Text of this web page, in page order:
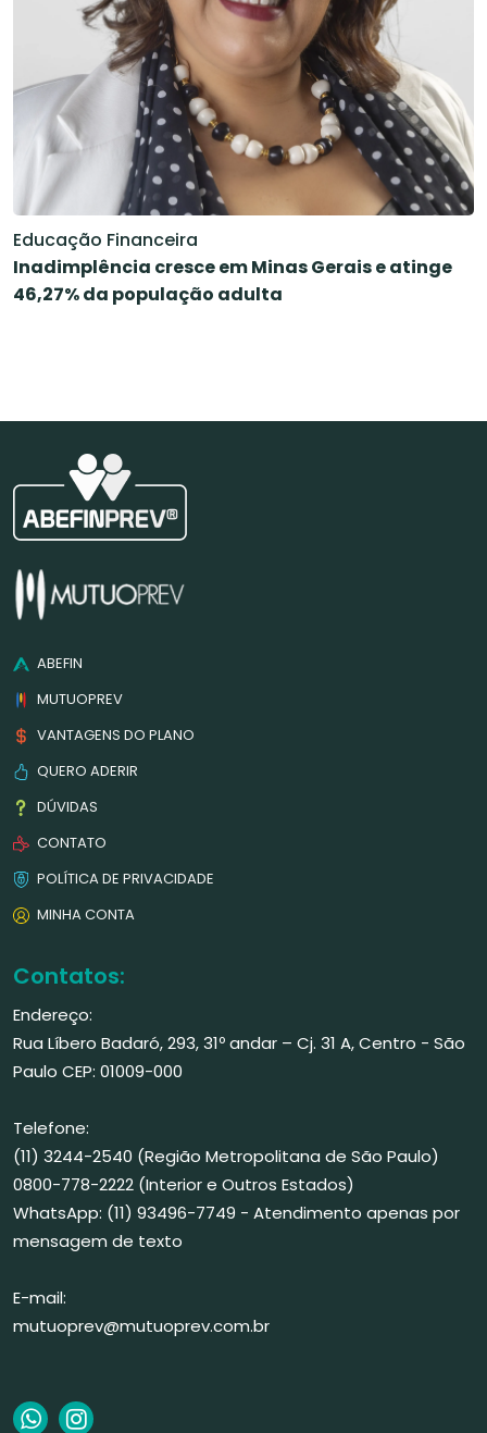
Educação Financeira
Inadimplência cresce em Minas Gerais e atinge
46,27% da população adulta
ABEFIN
MUTUOPREV
VANTAGENS DO PLANO
QUERO ADERIR
DÚVIDAS
CONTATO
POLÍTICA DE PRIVACIDADE
MINHA CONTA
Contatos:
Endereço:
Rua Líbero Badaró, 293, 31º andar – Cj. 31 A, Centro - São
Paulo CEP: 01009-000
Telefone:
(11) 3244-2540 (Região Metropolitana de São Paulo)
0800-778-2222 (Interior e Outros Estados)
WhatsApp: (11) 93496-7749 - Atendimento apenas por
mensagem de texto
E-mail:
mutuoprev@mutuoprev.com.br